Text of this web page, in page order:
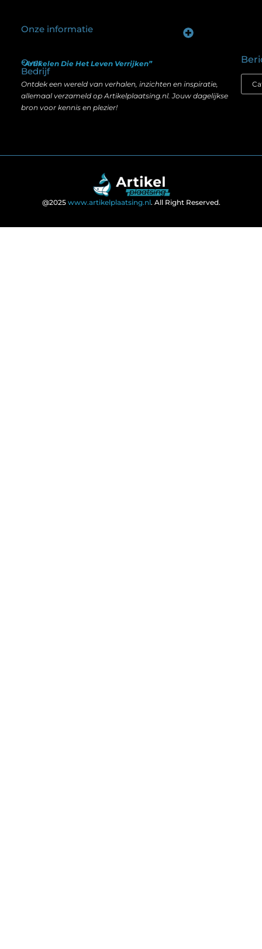
Over
Bedrijf
“Artikelen Die Het Leven Verrijken”
Ontdek een wereld van verhalen, inzichten en inspiratie,
allemaal verzameld op Artikelplaatsing.nl. Jouw dagelijkse
bron voor kennis en plezier!
Onze informatie
@2025 www.artikelplaatsing.nl. All Right Reserved.